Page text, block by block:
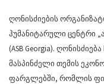
ღონისძიების
ჰუმანიტარული ცენტრი
(ASB Georgia).
მასპინძელი თემის
ფარგლებში, რომლის